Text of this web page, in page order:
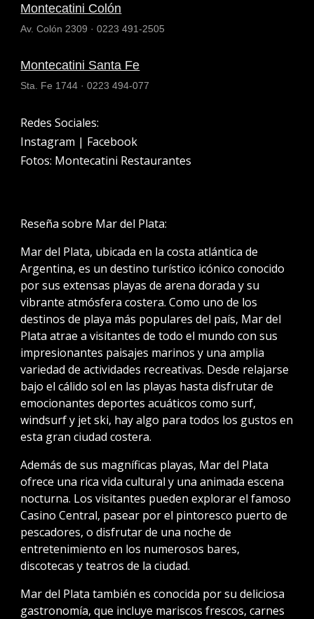
Montecatini Colón
Av. Colón 2309 · 0223 491-2505
Montecatini Santa Fe
Sta. Fe 1744 · 0223 494-077
Redes Sociales:
Instagram | Facebook
Fotos: Montecatini Restaurantes
Reseñasobre Mar del Plata:
Mar del Plata, ubicada en la costa atlántica de
Argentina, es un destino turístico icónico conocido
por sus extensas playas de arena dorada y su
vibrante atmósfera costera. Como uno de los
destinos de playa más populares del país, Mar del
Plata atrae a visitantes de todo el mundo con sus
impresionantes paisajes marinos y una amplia
variedad de actividades recreativas. Desde relajarse
bajo el cálido sol en las playas hasta disfrutar de
emocionantes deportes acuáticos como surf,
windsurf y jet ski, hay algo para todos los gustos en
esta gran ciudad costera.
Además de sus magníficas playas, Mar del Plata
ofrece una rica vida cultural y una animada escena
nocturna. Los visitantes pueden explorar el famoso
Casino Central, pasear por el pintoresco puerto de
pescadores, o disfrutar de una noche de
entretenimiento en los numerosos bares,
discotecas y teatros de la ciudad.
Mar del Plata también es conocida por su deliciosa
gastronomía, que incluye mariscos frescos, carnes